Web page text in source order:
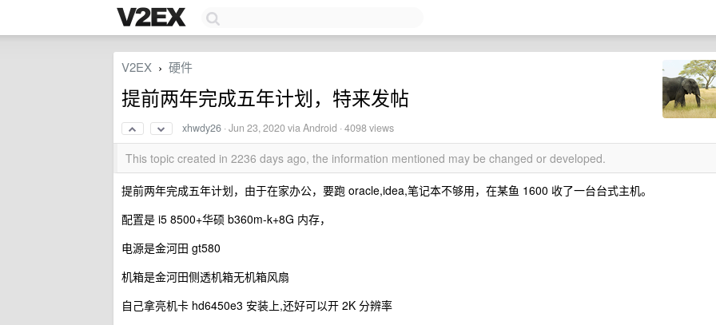
V2EX › 硬件
提前两年完成五年计划，特来发帖
xhwdy26 ·Jun 23, 2020via Android · 4098 views
This topic created in 2236 days ago, the information mentioned may be changed or developed.
提前两年完成五年计划，由于在家办公，要跑 oracle,idea,笔记本不够用，在某鱼 1600 收了一台台式主机。
配置是 i5 8500+华硕 b360m-k+8G 内存，
电源是金河田 gt580
机箱是金河田侧透机箱无机箱风扇
自己拿亮机卡 hd6450e3 安装上,还好可以开 2K 分辨率